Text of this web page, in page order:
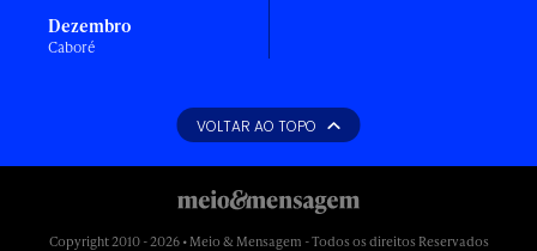
Dezembro
Caboré
VOLTAR AO TOPO
Copyright 2010 - 2026 • Meio & Mensagem - Todos os direitos Reservados